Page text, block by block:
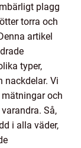
plagg
torra och
artikel
typer,
nackdelar. Vi
och
Så,
i alla väder,